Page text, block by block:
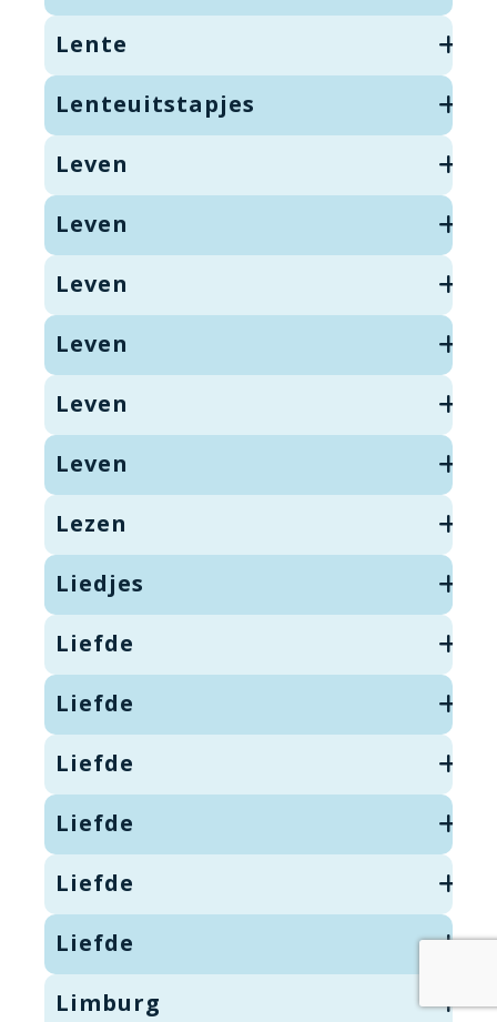
Lente
Lenteuitstapjes
Leven
Leven
Leven
Leven
Leven
Leven
Lezen
Liedjes
Liefde
Liefde
Liefde
Liefde
Liefde
Liefde
Limburg